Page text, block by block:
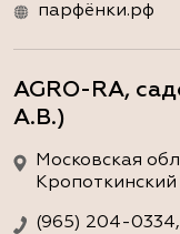
парфёнки.рф
AGRO-RA,
А.В.)
Московская
(965) 204-